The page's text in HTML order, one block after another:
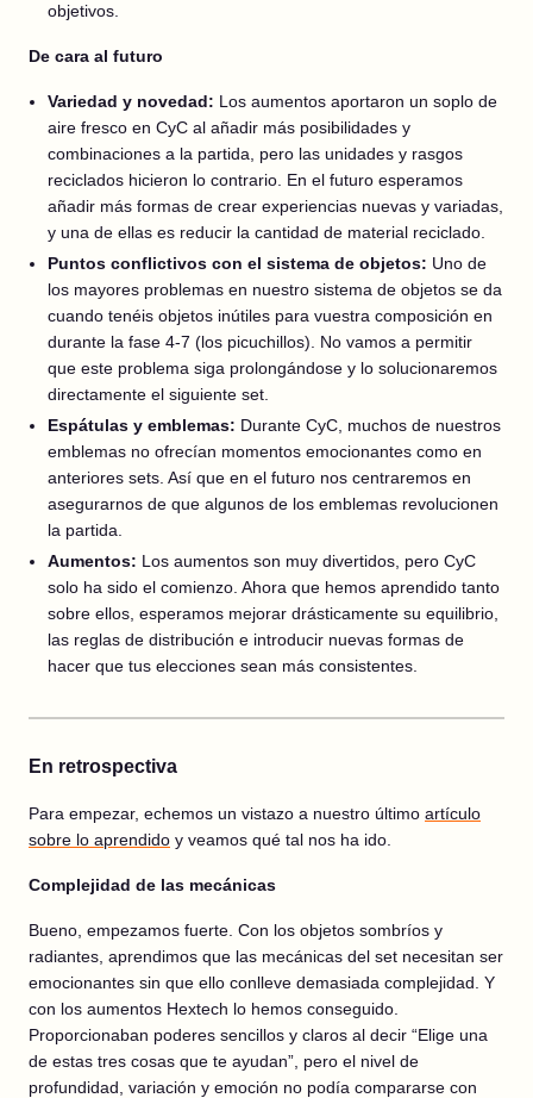
objetivos.
De cara al futuro
Variedad y novedad: Los aumentos aportaron un soplo de
aire fresco en CyC al añadir más posibilidades y
combinaciones a la partida, pero las unidades y rasgos
reciclados hicieron lo contrario. En el futuro esperamos
añadir más formas de crear experiencias nuevas y variadas,
y una de ellas es reducir la cantidad de material reciclado.
Puntos conflictivos con el sistema de objetos: Uno de
los mayores problemas en nuestro sistema de objetos se da
cuando tenéis objetos inútiles para vuestra composición en
durante la fase 4-7 (los picuchillos). No vamos a permitir
que este problema siga prolongándose y lo solucionaremos
directamente el siguiente set.
Espátulas y emblemas: Durante CyC, muchos de nuestros
emblemas no ofrecían momentos emocionantes como en
anteriores sets. Así que en el futuro nos centraremos en
asegurarnos de que algunos de los emblemas revolucionen
la partida.
Aumentos: Los aumentos son muy divertidos, pero CyC
solo ha sido el comienzo. Ahora que hemos aprendido tanto
sobre ellos, esperamos mejorar drásticamente su equilibrio,
las reglas de distribución e introducir nuevas formas de
hacer que tus elecciones sean más consistentes.
En retrospectiva
Para empezar, echemos un vistazo a nuestro último artículo
sobre lo aprendido y veamos qué tal nos ha ido.
Complejidad de las mecánicas
Bueno, empezamos fuerte. Con los objetos sombríos y
radiantes, aprendimos que las mecánicas del set necesitan ser
emocionantes sin que ello conlleve demasiada complejidad. Y
con los aumentos Hextech lo hemos conseguido.
Proporcionaban poderes sencillos y claros al decir “Elige una
de estas tres cosas que te ayudan”, pero el nivel de
profundidad, variación y emoción no podía compararse con